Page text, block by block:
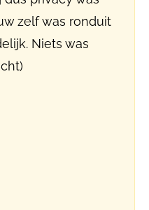
zelf was ronduit
Niets was